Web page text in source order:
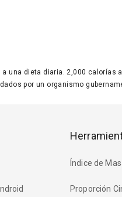
una dieta diaria. 2,000
por un organismo
Índice de
Proporción